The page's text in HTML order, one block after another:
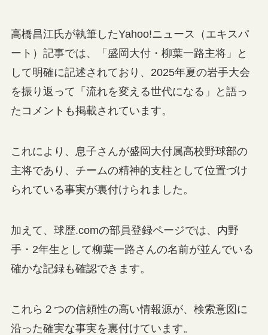
高橋昌江氏が執筆したYahoo!ニュース（エキスパ
ート）記事では、「盛岡大付・柳葉一路主将」と
して明確に記述されており、2025年夏の岩手大会
を振り返って「流れを変える世代になる」と語っ
たコメントも掲載されています。
これにより、息子さんが盛岡大付属高校野球部の
主将であり、チームの精神的支柱として位置づけ
られている事実が裏付けられました。
加えて、球歴.comの部員登録ページでは、内野
手・2年生として柳葉一路さんの名前が並んでいる
確かな記録も確認できます。
これら２つの信頼性の高い情報源が、検索意図に
沿った確実な事実を裏付けています。